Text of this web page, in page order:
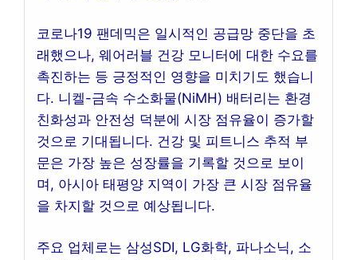
코로나19 팬데믹은 일시적인 공급망 중단을 초
래했으나, 웨어러블 건강 모니터에 대한 수요를
촉진하는 등 긍정적인 영향을 미치기도 했습니
다. 니켈-금속 수소화물(NiMH) 배터리는 환경
친화성과 안전성 덕분에 시장 점유율이 증가할
것으로 기대됩니다. 건강 및 피트니스 추적 부
문은 가장 높은 성장률을 기록할 것으로 보이
며, 아시아 태평양 지역이 가장 큰 시장 점유율
을 차지할 것으로 예상됩니다.
주요 업체로는 삼성SDI, LG화학, 파나소닉, 소